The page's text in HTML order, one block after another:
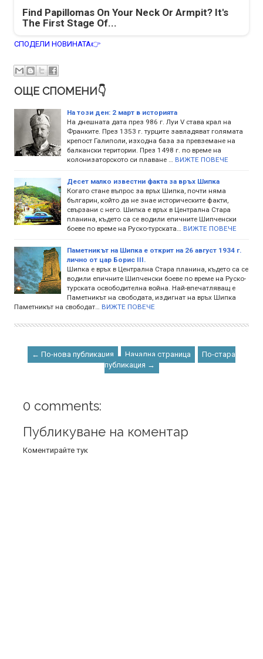
Find Papillomas On Your Neck Or Armpit? It's
The First Stage Of...
СПОДЕЛИ НОВИНАТА👉
ОЩЕ СПОМЕНИ👇
На този ден: 2 март в историята
На днешната дата през 986 г. Луи V става крал на
Франките. През 1353 г. турците завладяват голямата
крепост Галиполи, изходна база за превземане на
балкански територии. През 1498 г. по време на
колонизаторското си плаване …
ВИЖТЕ ПОВЕЧЕ
Десет малко известни факта за връх Шипка
Когато стане въпрос за връх Шипка, почти няма
българин, който да не знае историческите факти,
свързани с него. Шипка е връх в Централна Стара
планина, където са се водили епичните Шипченски
боеве по време на Руско-турската…
ВИЖТЕ ПОВЕЧЕ
Паметникът на Шипка е открит на 26 август 1934 г.
лично от цар Борис ІІІ.
Шипка е връх в Централна Стара планина, където са се
водили епичните Шипченски боеве по време на Руско-
турската освободителна война. Най-впечатляващ е
Паметникът на свободата, издигнат на връх Шипка
Паметникът на свободат…
ВИЖТЕ ПОВЕЧЕ
← По-нова публикация Начална страница
По-стара
публикация →
0 comments:
Публикуване на коментар
Коментирайте тук